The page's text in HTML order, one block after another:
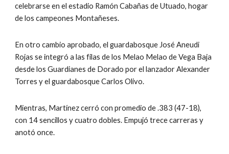
celebrarse en el estadio Ramón Cabañas de Utuado, hogar
de los campeones Montañeses.
En otro cambio aprobado, el guardabosque José Aneudi
Rojas se integró a las filas de los Melao Melao de Vega Baja
desde los Guardianes de Dorado por el lanzador Alexander
Torres y el guardabosque Carlos Olivo.
Mientras, Martínez cerró con promedio de .383 (47-18),
con 14 sencillos y cuatro dobles. Empujó trece carreras y
anotó once.